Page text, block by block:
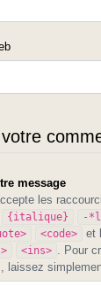
message
les
{italique} -
<code> et
<ins>
. Pour
laissez